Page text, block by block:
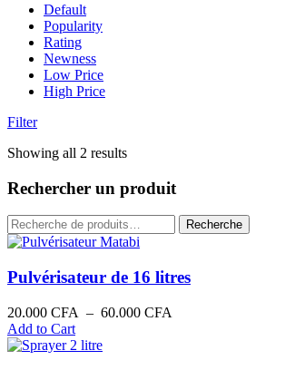
Default
Popularity
Rating
Newness
Low Price
High Price
Filter
Showing all 2 resultsTrié
prix
Rechercher un produit
Recherche
pour :
Recherche
Pulvérisateur de 16 litres
20.000 CFA – 60.000 CFA
Add to Cart